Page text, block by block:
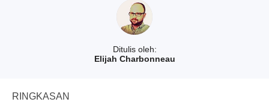
Ditulis oleh:
Elijah Charbonneau
RINGKASAN